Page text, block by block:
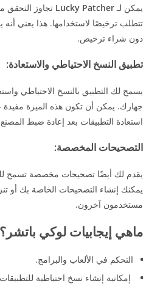
يمكن لـ
تجاوز التحقق
تتطلب ترخيصًا لاستخدامها. هذا يعني أنه
دون شراء ترخيص.
تطبيق النسخ الاحتياطي والاستعادة:
يسمح لك التطبيق بالنسخ الاحتياطي
جهازك. يمكن أن تكون هذه الميزة مفيدة
استعادة التطبيقات بعد إعادة ضبط
التصحيحات المخصصة:
يقدم لك أيضًا تصحيحات مخصصة تسمح
يمكنك إنشاء التصحيحات الخاصة بك أو
مستخدمون آخرون.
ماهي إيجابيات لوكي باتشر؟
التحكم في الألعاب والبرامج.
إمكانية إنشاء نسخ احتياطية